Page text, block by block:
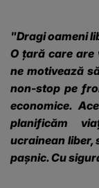
"Dragi oameni
O ţară care are
ne motivează
non-stop pe
economice.
planificăm
ucrainean liber,
paşnic. Cu